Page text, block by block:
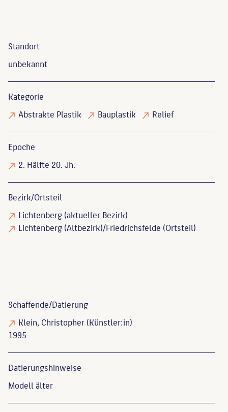
Standort
unbekannt
Kategorie
Abstrakte Plastik
Bauplastik Relief
Epoche
2. Hälfte 20. Jh.
Bezirk/Ortsteil
Lichtenberg (aktueller Bezirk)
Lichtenberg (Altbezirk)/Friedrichsfelde (Ortsteil)
Schaffende/Datierung
Klein, Christopher(Künstler:in)
1995
Datierungs­hinweise
Modell älter